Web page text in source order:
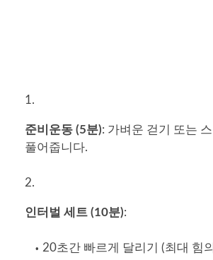
준비운동 (5분): 가벼운 걷기 또는
풀어줍니다.
인터벌 세트 (10분):
20초간 빠르게 달리기 (최대 힘